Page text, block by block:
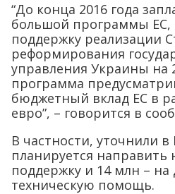
“До конца 2016 года
большой программы ЕС,
поддержку реализации
реформирования
управления Украины на
программа
бюджетный вклад ЕС в
евро”, – говорится в
В частности, уточнили
планируется
поддержку и 14 млн –
техническую помощь.